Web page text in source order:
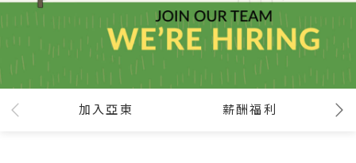
加入亞東 薪酬福利